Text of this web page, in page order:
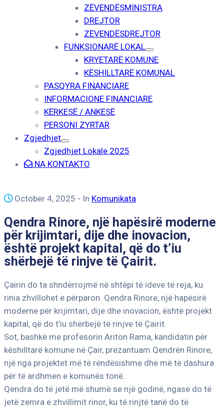
ZËVENDËSMINISTRA
DREJTOR
ZËVENDËSDREJTOR
FUNKSIONARË LOKAL
KRYETARË KOMUNE
KËSHILLTARË KOMUNAL
PASQYRA FINANCIARE
INFORMACIONE FINANCIARE
KËRKESË / ANKESË
PERSONI ZYRTAR
Zgjedhjet
Zgjedhjet Lokale 2025
NA KONTAKTO
October 4, 2025 - In Komunikata
Qendra Rinore, një hapësirë moderne
për krijimtari, dije dhe inovacion,
është projekt kapital, që do t’iu
shërbejë të rinjve të Çairit.
Çairin do ta shndërrojmë në shtëpi të ideve të reja, ku
rinia zhvillohet e përparon. Qendra Rinore, një hapësirë
moderne për krijimtari, dije dhe inovacion, është projekt
kapital, që do t’iu shërbejë të rinjve të Çairit.
Sot, bashkë me profesorin Ariton Rama, kandidatin për
këshilltarë komune në Çair, prezantuam Qendrën Rinore,
një nga projektet më të rëndësishme dhe më të dashura
për të ardhmen e komunës tonë.
Qendra do të jetë më shumë se një godinë, ngase do të
jetë zemra e zhvillimit rinor, ku të rinjtë tanë do të